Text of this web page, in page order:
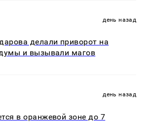
день назад
делали приворот на
и вызывали магов
день назад
в оранжевой зоне до 7